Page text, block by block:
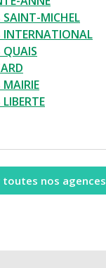
SAINT-MICHEL
INTERNATIONAL
QUAIS
MAIRIE
toutes nos agences